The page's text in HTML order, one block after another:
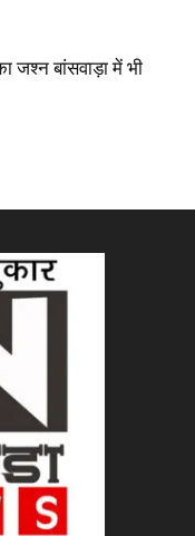
जश्न बांसवाड़ा में भी